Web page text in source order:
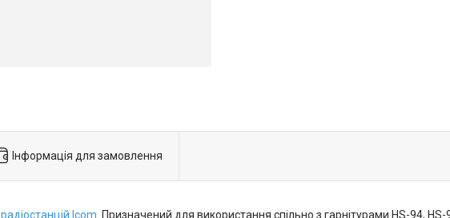
Інформація для замовлення
радіостанцій Icom. Призначений для використання спільно з гарнітурами HS-94,